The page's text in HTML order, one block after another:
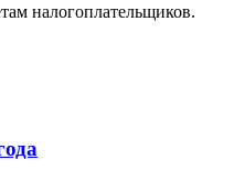
налогоплательщиков.